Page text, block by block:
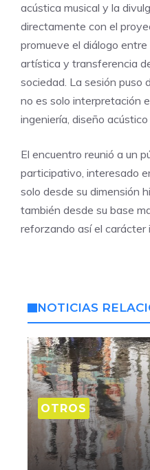
acústica musical y la
directamente con el
promueve el diálogo
artística y transferencia
sociedad. La sesión puso
no es solo interpretación
ingeniería, diseño
El encuentro reunió a un
participativo, interesado
solo desde su dimensión
también desde su base
reforzando así el carácter
NOTICIAS
OTROS